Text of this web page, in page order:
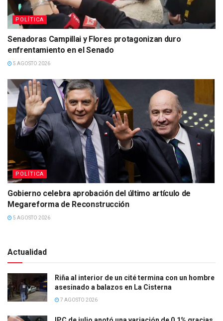
POLÍTICA
Senadoras Campillai y Flores protagonizan duro
enfrentamiento en el Senado
5 AGOSTO 2026
POLÍTICA
Gobierno celebra aprobación del último artículo de
Megareforma de Reconstrucción
5 AGOSTO 2026
Actualidad
Riña al interior de un cité termina con un hombre
asesinado a balazos en La Cisterna
7 AGOSTO 2026